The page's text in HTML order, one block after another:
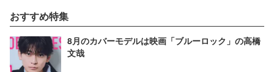
おすすめ特集
8月のカバーモデルは映画「ブルーロック」の高橋
文哉